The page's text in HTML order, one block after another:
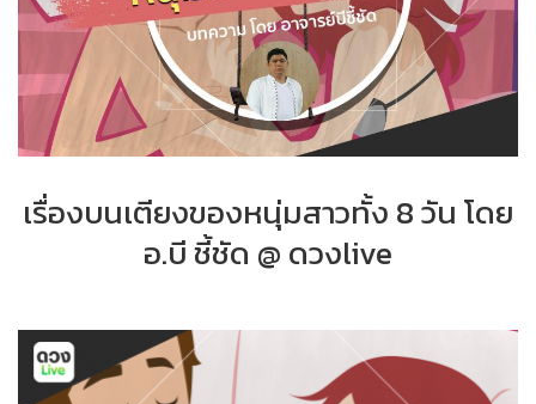
เรื่องบนเตียงของหนุ่มสาวทั้ง 8 วัน โดย
อ.บี ชี้ชัด @ ดวงlive